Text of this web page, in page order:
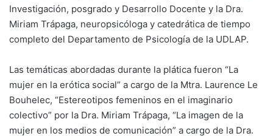
Investigación, posgrado y Desarrollo Docente y la Dra.
Miriam Trápaga, neuropsicóloga y catedrática de tiempo
completo del Departamento de Psicología de la UDLAP.
Las temáticas abordadas durante la plática fueron “La
mujer en la erótica social” a cargo de la Mtra. Laurence Le
Bouhelec, “Estereotipos femeninos en el imaginario
colectivo” por la Dra. Miriam Trápaga, “La imagen de la
mujer en los medios de comunicación” a cargo de la Dra.